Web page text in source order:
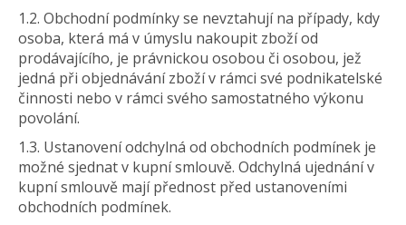
1.2. Obchodní podmínky se nevztahují na případy, kdy
osoba, která má v úmyslu nakoupit zboží od
prodávajícího, je právnickou osobou či osobou, jež
jedná při objednávání zboží v rámci své podnikatelské
činnosti nebo v rámci svého samostatného výkonu
povolání.
1.3. Ustanovení odchylná od obchodních podmínek je
možné sjednat v kupní smlouvě. Odchylná ujednání v
kupní smlouvě mají přednost před ustanoveními
obchodních podmínek.